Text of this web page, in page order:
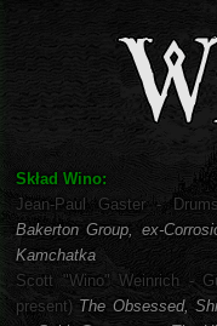
Skład Wino:
Jean-Paul Gaster -
Bakerton Group, ex-
Kamchatka
Scott "Wino" Weinrich -
present) The Obsessed,